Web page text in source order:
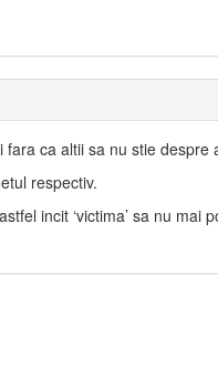
fara ca altii sa nu stie despre
respectiv.
incit ‘victima’ sa nu mai